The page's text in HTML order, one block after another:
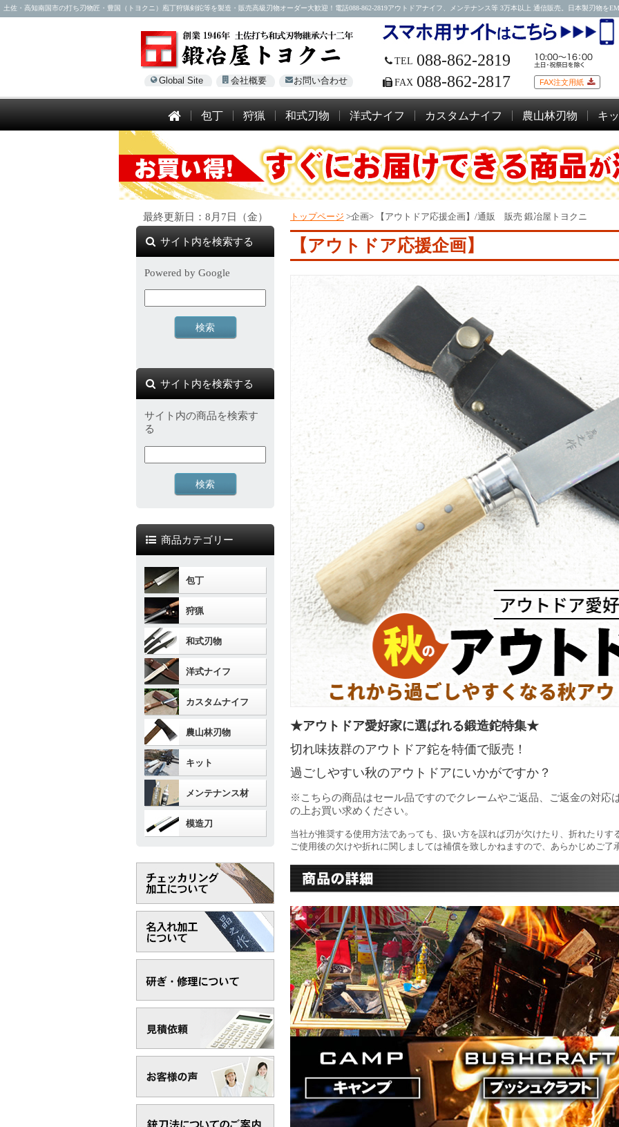
土佐・高知南国市の打ち刃物匠・豊国（トヨクニ）庖丁狩猟剣鉈等を製造・販売高級刃物オーダー大歓迎！電話088-862-2819アウトドアナイフ、メンテナンス等 3万本以上 通信販売。日本製刃物を
Global Site 会社概要 お問い合わせ
TEL 088-862-2819
FAX 088-862-2817 FAX注文用紙
包丁 狩猟 和式刃物 洋式ナイフ カスタムナイフ 農山林刃物 キ
トップページ >企画> 【アウトドア応援企画】/通販 販売 鍛冶屋トヨクニ
【アウトドア応援企画】
★アウトドア愛好家に選ばれる鍛造鉈特集★
切れ味抜群のアウトドア鉈を特価で販売！
過ごしやすい秋のアウトドアにいかがですか？
※こちらの商品はセール品ですのでクレームやご返品、ご返金の対応
の上お買い求めください。
当社が推奨する使用方法であっても、扱い方を誤れば刃が欠けたり、折れたりす
ご使用後の欠けや折れに関しましては補償を致しかねますので、あらかじめご
最終更新日：8月7日（金）
サイト内を検索する
Powered by Google
サイト内を検索する
サイト内の商品を検索す
る
商品カテゴリー
包丁
狩猟
和式刃物
洋式ナイフ
カスタムナイフ
農山林刃物
キット
メンテナンス材
模造刀